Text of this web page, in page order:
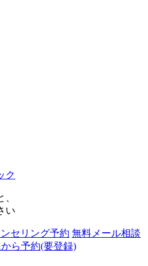
い
セリング予約 無料メール相談
ら予約(要登録)